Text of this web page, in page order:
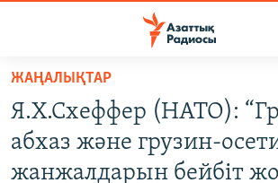
Skip
main
content
ЖАҢАЛЫҚТАР
САЯСАТ
ЖАҢАЛЫҚТАР
Я.Х.Схеффер (НАТО):
абхаз және грузин-
жанжалдарын бейбіт